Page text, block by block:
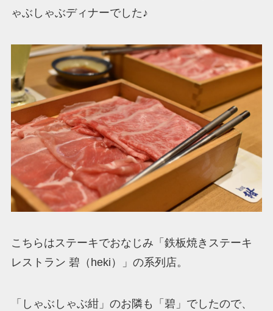
ゃぶしゃぶディナーでした♪
こちらはステーキでおなじみ「鉄板焼きステーキ
レストラン 碧（heki）」の系列店。
「しゃぶしゃぶ紺」のお隣も「碧」でしたので、